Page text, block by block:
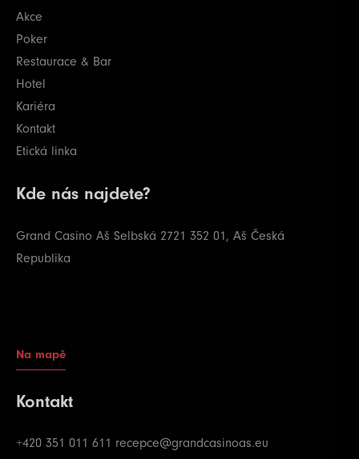
Akce
Poker
Restaurace & Bar
Hotel
Kariéra
Kontakt
Etická linka
Kde nás najdete?
Grand Casino Aš Selbská 2721 352 01, Aš Česká
Republika
Na mapě
Kontakt
+420 351 011 611 recepce@grandcasinoas.eu